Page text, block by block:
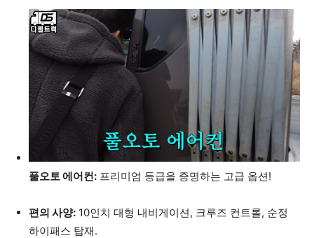
풀오토 에어컨: 프리미엄 등급을 증명하는 고급 옵션!
편의 사양: 10인치 대형 내비게이션, 크루즈 컨트롤, 순정
하이패스 탑재.